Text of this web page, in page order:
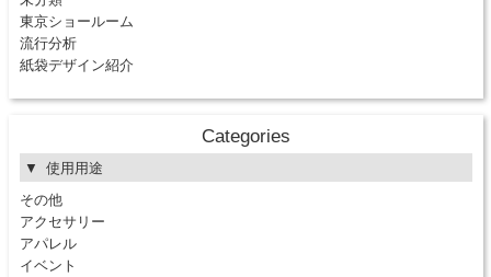
東京ショールーム
流行分析
紙袋デザイン紹介
Categories
使用用途
その他
アクセサリー
アパレル
イベント